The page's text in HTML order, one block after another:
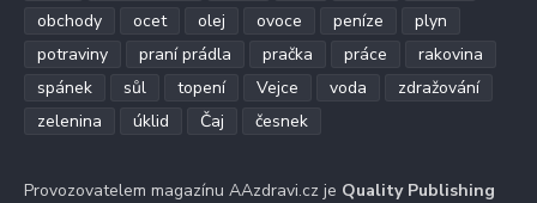
obchody
ocet olej ovoce peníze
plyn
potraviny
praní prádla pračka práce
rakovina
spánek
sůl topení Vejce voda
zdražování
zelenina
úklid Čaj česnek
Provozovatelem magazínu AAzdravi.cz je Quality Publishing